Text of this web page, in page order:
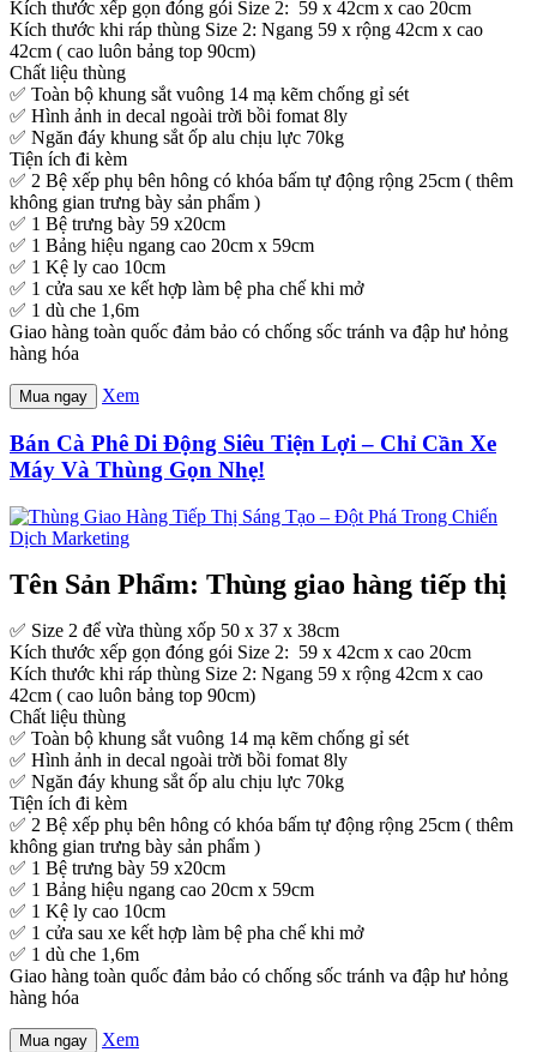
Kích thước xếp gọn đóng gói Size 2: 59 x 42cm x cao 20cm
Kích thước khi ráp thùng Size 2: Ngang 59 x rộng 42cm x cao
42cm ( cao luôn bảng top 90cm)
Chất liệu thùng
✅ Toàn bộ khung sắt vuông 14 mạ kẽm chống gỉ sét
✅ Hình ảnh in decal ngoài trời bồi fomat 8ly
✅ Ngăn đáy khung sắt ốp alu chịu lực 70kg
Tiện ích đi kèm
✅ 2 Bệ xếp phụ bên hông có khóa bấm tự động rộng 25cm ( thêm
không gian trưng bày sản phẩm )
✅ 1 Bệ trưng bày 59 x20cm
✅ 1 Bảng hiệu ngang cao 20cm x 59cm
✅ 1 Kệ ly cao 10cm
✅ 1 cửa sau xe kết hợp làm bệ pha chế khi mở
✅ 1 dù che 1,6m
Giao hàng toàn quốc đảm bảo có chống sốc tránh va đập hư hỏng
hàng hóa
Mua ngay Xem
Bán Cà Phê Di Động Siêu Tiện Lợi – Chỉ Cần Xe
Máy Và Thùng Gọn Nhẹ!
Tên Sản Phẩm: Thùng giao hàng tiếp thị
✅ Size 2 để vừa thùng xốp 50 x 37 x 38cm
Kích thước xếp gọn đóng gói Size 2: 59 x 42cm x cao 20cm
Kích thước khi ráp thùng Size 2: Ngang 59 x rộng 42cm x cao
42cm ( cao luôn bảng top 90cm)
Chất liệu thùng
✅ Toàn bộ khung sắt vuông 14 mạ kẽm chống gỉ sét
✅ Hình ảnh in decal ngoài trời bồi fomat 8ly
✅ Ngăn đáy khung sắt ốp alu chịu lực 70kg
Tiện ích đi kèm
✅ 2 Bệ xếp phụ bên hông có khóa bấm tự động rộng 25cm ( thêm
không gian trưng bày sản phẩm )
✅ 1 Bệ trưng bày 59 x20cm
✅ 1 Bảng hiệu ngang cao 20cm x 59cm
✅ 1 Kệ ly cao 10cm
✅ 1 cửa sau xe kết hợp làm bệ pha chế khi mở
✅ 1 dù che 1,6m
Giao hàng toàn quốc đảm bảo có chống sốc tránh va đập hư hỏng
hàng hóa
Mua ngay Xem